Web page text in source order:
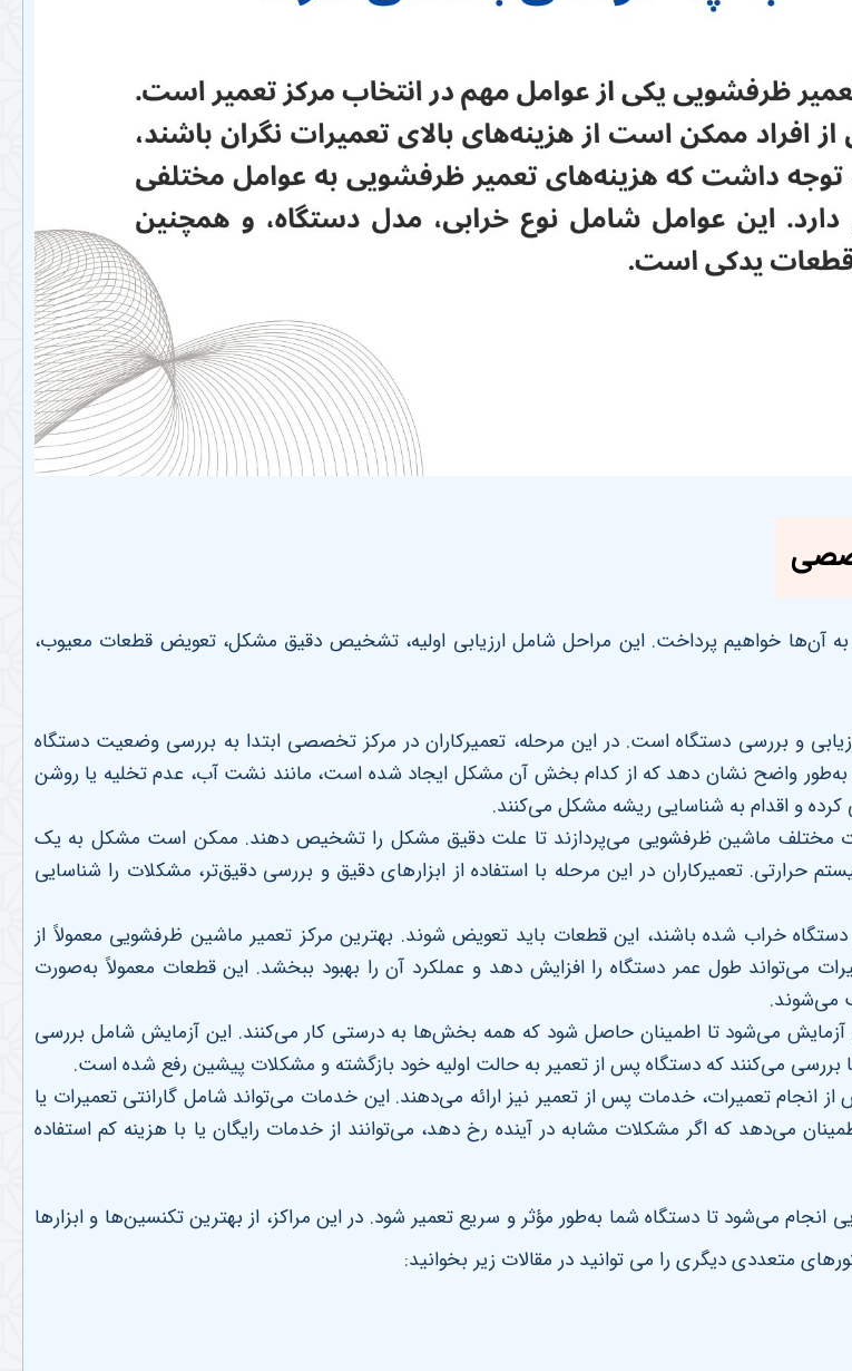
آن‌ها خواهیم پرداخت. این مراحل شامل ارزیابی اولیه، تشخیص دقیق مشکل، تعویض قطعات معیوب،
و بررسی دستگاه است. در این مرحله، تعمیرکاران در مرکز تخصصی ابتدا به بررسی وضعیت دستگاه
واضح نشان دهد که از کدام بخش آن مشکل ایجاد شده است، مانند نشت آب، عدم تخلیه یا روشن
کرده و اقدام به شناسایی ریشه مشکل می‌کنند.
مختلف ماشین ظرفشویی می‌پردازند تا علت دقیق مشکل را تشخیص دهند. ممکن است مشکل به یک
تعمیرکاران در این مرحله با استفاده از ابزارهای دقیق و بررسی دقیق‌تر، مشکلات را شناسایی
خراب شده باشند، این قطعات باید تعویض شوند. بهترین مرکز تعمیر ماشین ظرفشویی معمولاً از
می‌تواند طول عمر دستگاه را افزایش دهد و عملکرد آن را بهبود ببخشد. این قطعات معمولاً به‌صورت
می‌شوند.
آزمایش می‌شود تا اطمینان حاصل شود که همه بخش‌ها به درستی کار می‌کنند. این آزمایش شامل بررسی
می‌کنند که دستگاه پس از تعمیر به حالت اولیه خود بازگشته و مشکلات پیشین رفع شده است.
انجام تعمیرات، خدمات پس از تعمیر نیز ارائه می‌دهند. این خدمات می‌تواند شامل گارانتی تعمیرات یا
می‌دهد که اگر مشکلات مشابه در آینده رخ دهد، می‌توانند از خدمات رایگان یا با هزینه کم استفاده
می‌شود تا دستگاه شما به‌طور مؤثر و سریع تعمیر شود. در این مراکز، از بهترین تکنسین‌ها و ابزارها
متعددی دیگری را می توانید در مقالات زیر بخوانید: